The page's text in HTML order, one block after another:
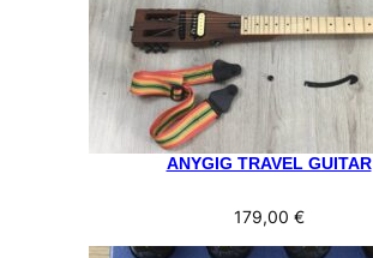
ANYGIG TRAVEL GUITAR
179,00 €